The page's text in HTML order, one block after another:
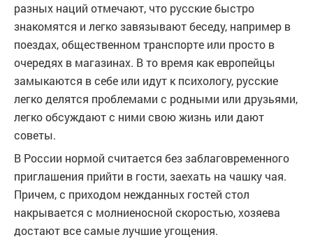
разных наций отмечают, что русские быстро
знакомятся и легко завязывают беседу, например в
поездах, общественном транспорте или просто в
очередях в магазинах. В то время как европейцы
замыкаются в себе или идут к психологу, русские
легко делятся проблемами с родными или друзьями,
легко обсуждают с ними свою жизнь или дают
советы.
В России нормой считается без заблаговременного
приглашения прийти в гости, заехать на чашку чая.
Причем, с приходом нежданных гостей стол
накрывается с молниеносной скоростью, хозяева
достают все самые лучшие угощения.